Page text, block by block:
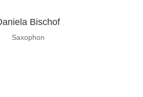
Bischof
Saxophon